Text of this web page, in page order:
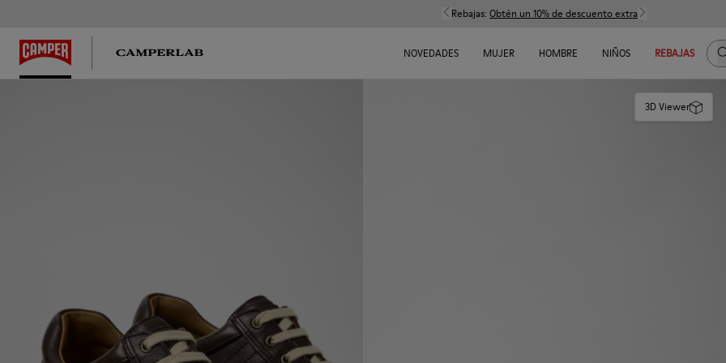
Rebajas: Obtén un 10% de descuento extra
NOVEDADES MUJER HOMBRE NIÑOS REBAJAS
3D Viewer